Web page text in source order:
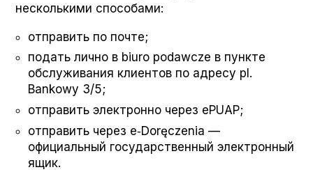
несколькими способами:
отправить по почте;
подать лично в biuro podaw­cze в пункте
обслуживания клиентов по адресу pl.
Bankowy 3/5;
отправить электронно через ePUAP;
отправить через e‑Doręczenia —
официальный государственный электронный
ящик.